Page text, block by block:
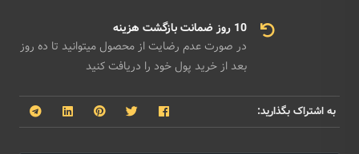
10 روز ضمانت بازگشت هزینه
در صورت عدم رضایت از محصول میتوانید تا ده روز
بعد از خرید پول خود را دریافت کنید
به اشتراک بگذارید: